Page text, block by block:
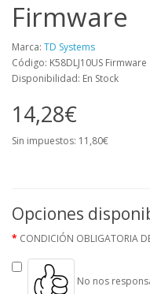
Firmware
Marca: TD Systems
Código: K58DLJ10US Firmware
Disponibilidad: En Stock
14,28€
Sin impuestos: 11,80€
Opciones
CONDICIÓN OBLIGATORIA
No nos